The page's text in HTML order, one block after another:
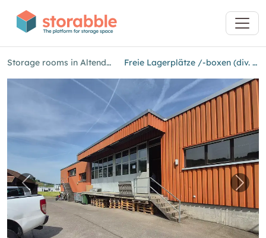
Storage rooms in Altendorf (SZ) Freie Lagerplätze /-boxen (div. grössen)
Previous image for "Freie Lagerplätze /-